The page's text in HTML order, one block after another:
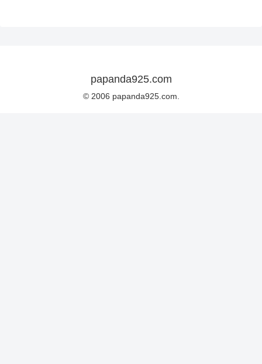
papanda925.com
© 2006 papanda925.com.